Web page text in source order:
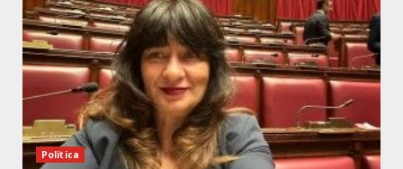
Politica